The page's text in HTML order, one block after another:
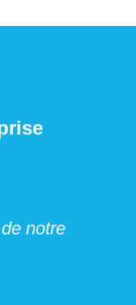
notre